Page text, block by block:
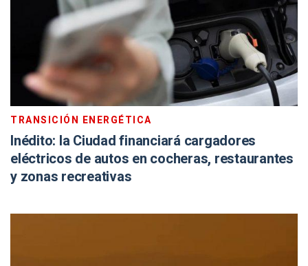
TRANSICIÓN ENERGÉTICA
Inédito: la Ciudad financiará cargadores
eléctricos de autos en cocheras, restaurantes
y zonas recreativas